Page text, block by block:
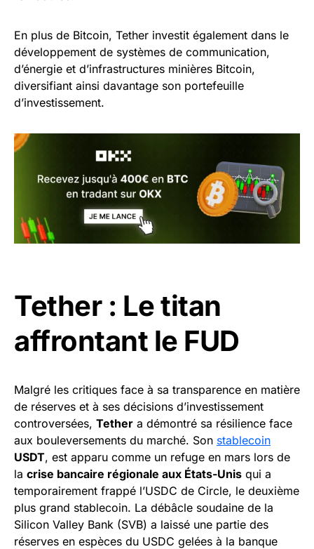
En plus de Bitcoin, Tether investit également dans le
développement de systèmes de communication,
d’énergie et d’infrastructures minières Bitcoin,
diversifiant ainsi davantage son portefeuille
d’investissement.
Tether : Le titan
affrontant le FUD
Malgré les critiques face à sa transparence en matière
de réserves et à ses décisions d’investissement
controversées, Tether a démontré sa résilience face
aux bouleversements du marché. Son stablecoin
USDT, est apparu comme un refuge en mars lors de
la crise bancaire régionale aux États-Unis qui a
temporairement frappé l’USDC de Circle, le deuxième
plus grand stablecoin. La débâcle soudaine de la
Silicon Valley Bank (SVB) a laissé une partie des
réserves en espèces du USDC gelées à la banque